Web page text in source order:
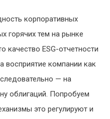
корпоративных
горячих тем на рынке
качество ESG-отчетности
восприятие компании как
— на
облигаций. Попробуем
это регулируют и